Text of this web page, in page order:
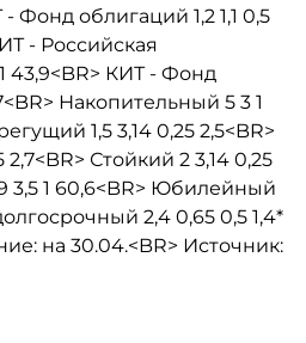
Фонд облигаций 1,2 1,1 0,5
- Российская
43,9<BR> КИТ - Фонд
Накопительный 5 3 1
1,5 3,14 0,25 2,5<BR>
Стойкий 2 3,14 0,25
3,5 1 60,6<BR> Юбилейный
2,4 0,65 0,5 1,4*
на 30.04.<BR> Источник: